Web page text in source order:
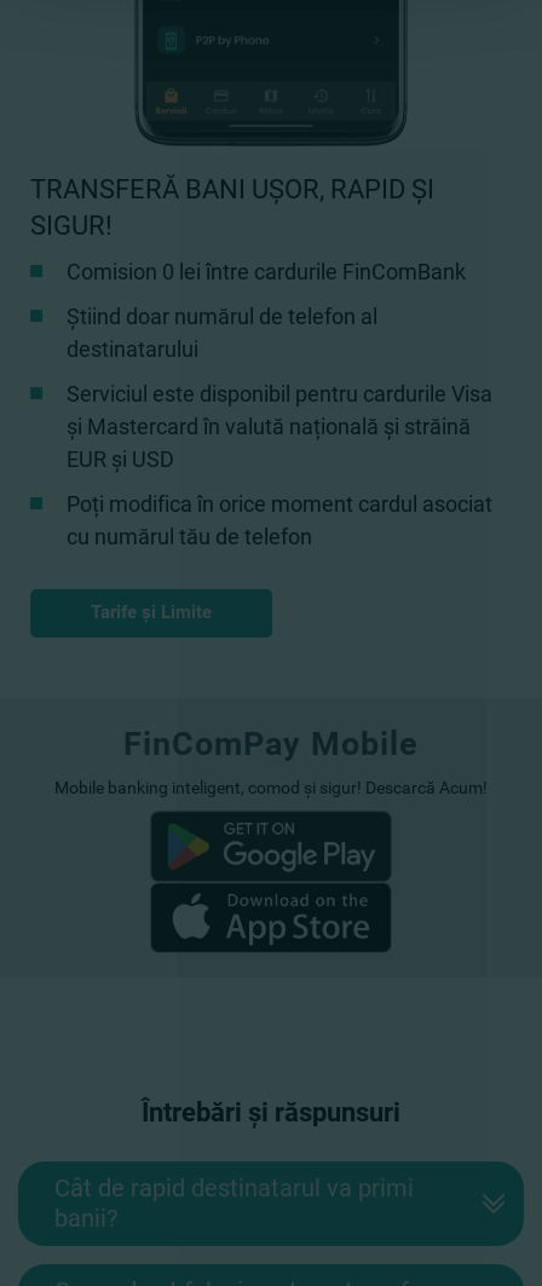
TRANSFERĂ BANI UȘOR, RAPID ȘI
SIGUR!
Comision 0 lei între cardurile FinComBank
Știind doar numărul de telefon al
destinatarului
Serviciul este disponibil pentru cardurile Visa
și Mastercard în valută națională și străină
EUR și USD
Poți modifica în orice moment cardul asociat
cu numărul tău de telefon
Tarife și Limite
FinComPay Mobile
Mobile banking inteligent, comod și sigur! Descarcă Acum!
Întrebări și răspunsuri
Cât de rapid destinatarul va primi
banii?